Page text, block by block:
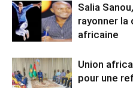
Salia
rayonner la
africaine
Union
pour une